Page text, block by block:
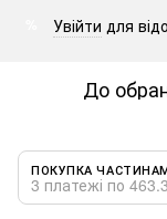
Увійти для
До
ПОКУПКА
3 платежі по